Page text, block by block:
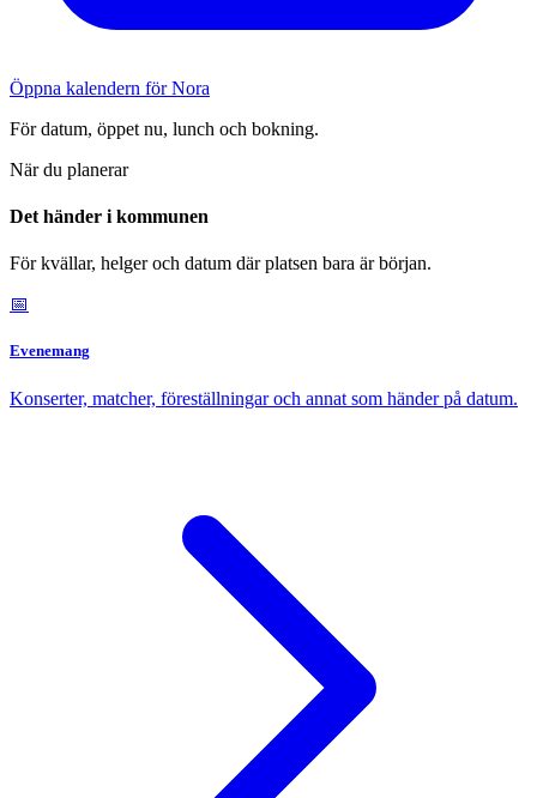
Öppna kalendern för Nora
För datum, öppet nu, lunch och bokning.
När du planerar
Det händer i kommunen
För kvällar, helger och datum där platsen bara är början.
📅
Evenemang
Konserter, matcher, föreställningar och annat som händer på datum.